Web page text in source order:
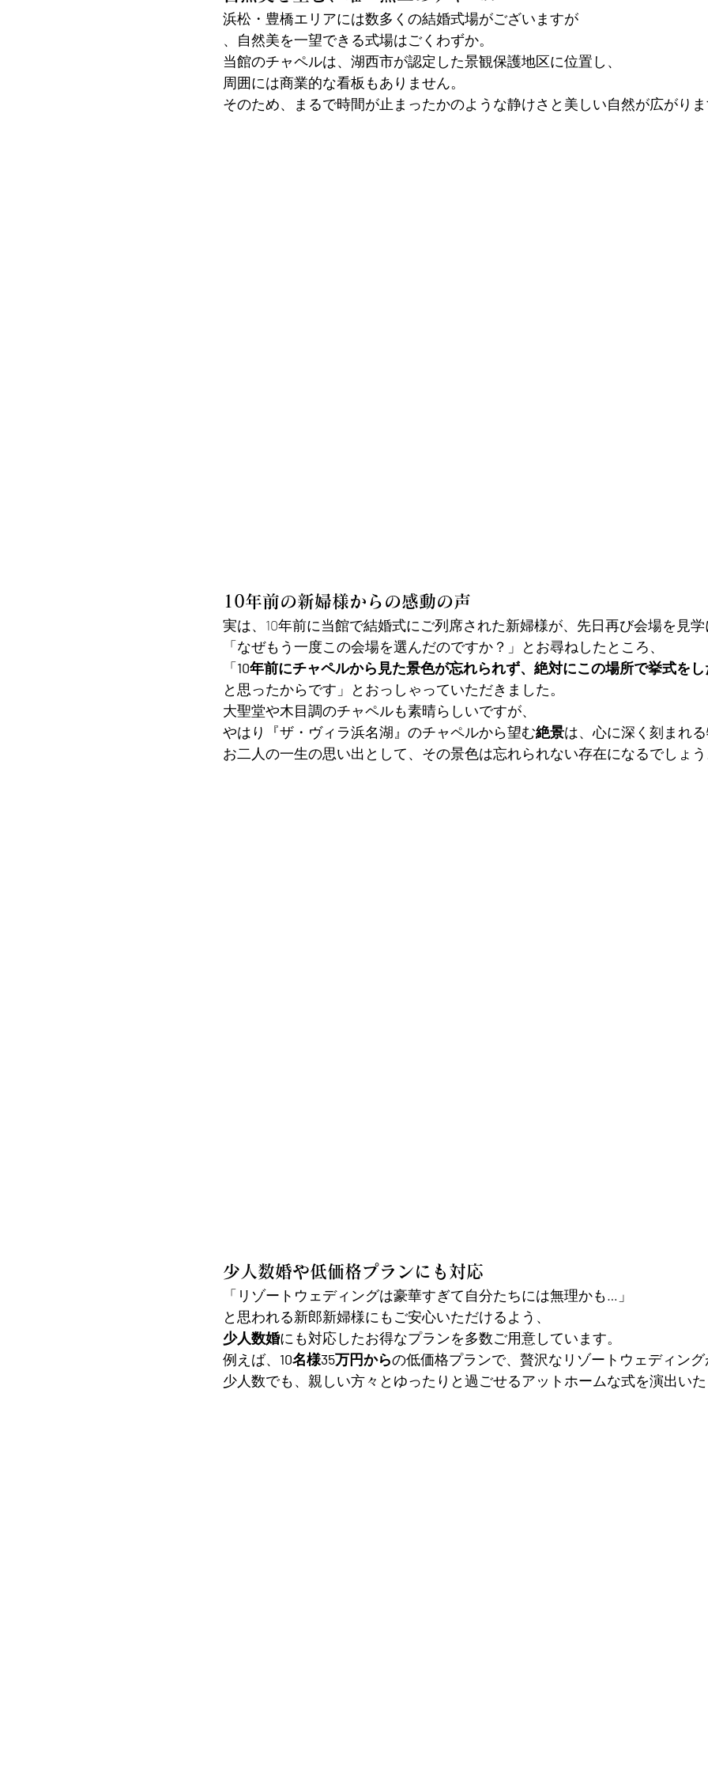
浜松・豊橋エリアには数多くの結婚式場がございますが
、自然美を一望できる式場はごくわずか。
当館のチャペルは、湖西市が認定した景観保護地区に位置し、
周囲には商業的な看板もありません。
そのため、まるで時間が止まったかのような静けさと美しい自然が広がり
10年前の新婦様からの感動の声
実は、10年前に当館で結婚式にご列席された新婦様が、先日再び会場を見
「なぜもう一度この会場を選んだのですか？」とお尋ねしたところ、
「10年前にチャペルから見た景色が忘れられず、絶対にこの場所で挙式を
と思ったからです」とおっしゃっていただきました。
大聖堂や木目調のチャペルも素晴らしいですが、
やはり『ザ・ヴィラ浜名湖』のチャペルから望む絶景は、心に深く刻まれ
お二人の一生の思い出として、その景色は忘れられない存在になるでしょ
少人数婚や低価格プランにも対応
「リゾートウェディングは豪華すぎて自分たちには無理かも…」
と思われる新郎新婦様にもご安心いただけるよう、
少人数婚にも対応したお得なプランを多数ご用意しています。
例えば、 10名様35万円からの低価格プランで、贅沢なリゾートウェディン
少人数でも、親しい方々とゆったりと過ごせるアットホームな式を演出い